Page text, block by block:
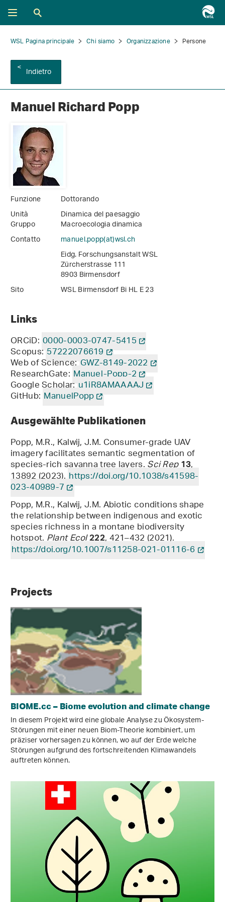
WSL Pagina principale Chi siamo Organizzazione Persone
Indietro
Manuel Richard Popp
Funzione
Dottorando
Unità
Dinamica del paesaggio
Gruppo
Macroecologia dinamica
Contatto
manuel.popp(at)wsl.ch
Eidg. Forschungsanstalt WSL
Zürcherstrasse 111
8903 Birmensdorf
Sito
WSL Birmensdorf Bi HL E 23
Links
ORCiD:0000-0003-0747-5415
Scopus: 57222076619
Web of Science: GWZ-8149-2022
ResearchGate: Manuel-Popp-2
Google Scholar: u1jR8AMAAAAJ
GitHub: ManuelPopp
Ausgewählte Publikationen
Popp, M.R., Kalwij, J.M. Consumer-grade UAV
imagery facilitates semantic segmentation of
species-rich savanna tree layers.Sci Rep13,
13892 (2023). https://doi.org/10.1038/s41598-
023-40989-7
Popp, M.R., Kalwij, J.M. Abiotic conditions shape
the relationship between indigenous and exotic
species richness in a montane biodiversity
hotspot.Plant Ecol222, 421–432 (2021).
https://doi.org/10.1007/s11258-021-01116-6
Projects
BIOME.cc – Biome evolution and climate change
In diesem Projekt wird eine globale Analyse zu Ökosystem-
Störungen mit einer neuen Biom-Theorie kombiniert, um
präziser vorhersagen zu können, wo auf der Erde welche
Störungen aufgrund des fortschreitenden Klimawandels
auftreten können.